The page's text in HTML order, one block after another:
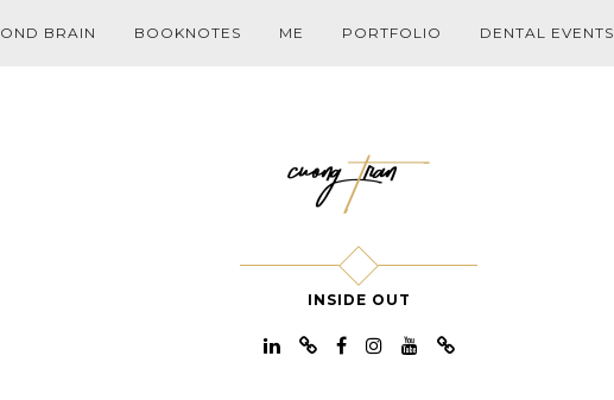
BRAIN BOOKNOTES ME PORTFOLIO DENTAL EVENTS
INSIDE OUT